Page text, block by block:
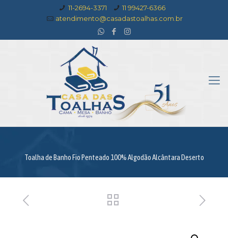
11-2694-3371
11 99427-6366
atendimento@casadastoalhas.com.br
Toalha de Banho Fio Penteado 100% Algodão Alcântara Deserto